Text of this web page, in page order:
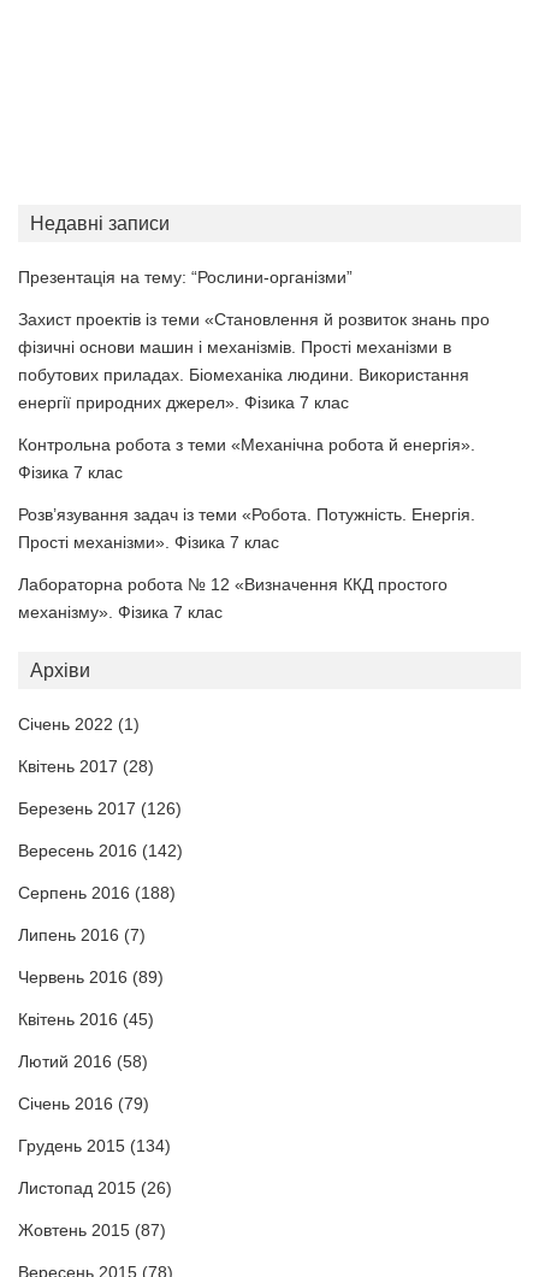
Недавні записи
Презентація на тему: “Рослини-організми”
Захист проектів із теми «Становлення й розвиток знань про
фізичні основи машин і механізмів. Прості механізми в
побутових приладах. Біомеханіка людини. Використання
енергії природних джерел». Фізика 7 клас
Контрольна робота з теми «Механічна робота й енергія».
Фізика 7 клас
Розв’язування задач із теми «Робота. Потужність. Енергія.
Прості механізми». Фізика 7 клас
Лабораторна робота № 12 «Визначення ККД простого
механізму». Фізика 7 клас
Архіви
Січень 2022 (1)
Квітень 2017 (28)
Березень 2017 (126)
Вересень 2016 (142)
Серпень 2016 (188)
Липень 2016 (7)
Червень 2016 (89)
Квітень 2016 (45)
Лютий 2016 (58)
Січень 2016 (79)
Грудень 2015 (134)
Листопад 2015 (26)
Жовтень 2015 (87)
Вересень 2015 (78)